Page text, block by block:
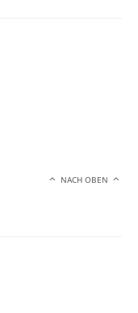
NACH OBEN